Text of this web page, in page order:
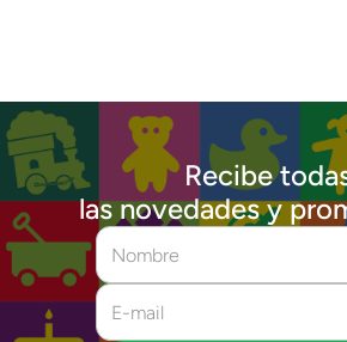
Recibe
las novedades y